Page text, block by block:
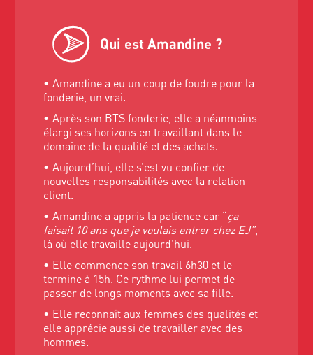
Qui est Amandine ?
• Amandine a eu un coup de foudre pour la
fonderie, un vrai.
• Après son BTS fonderie, elle a néanmoins
élargi ses horizons en travaillant dans le
domaine de la qualité et des achats.
• Aujourd’hui, elle s’est vu confier de
nouvelles responsabilités avec la relation
client.
• Amandine a appris la patience car “ça
faisait 10 ans que je voulais entrer chez EJ”,
là où elle travaille aujourd’hui.
• Elle commence son travail 6h30 et le
termine à 15h. Ce rythme lui permet de
passer de longs moments avec sa fille.
• Elle reconnaît aux femmes des qualités et
elle apprécie aussi de travailler avec des
hommes.